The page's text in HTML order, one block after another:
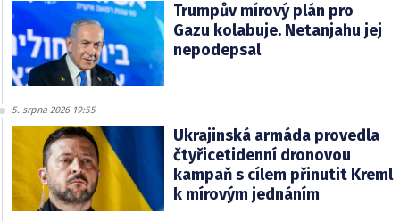
Trumpův mírový plán pro
Gazu kolabuje. Netanjahu jej
nepodepsal
5. srpna 2026 19:55
Ukrajinská armáda provedla
čtyřicetidenní dronovou
kampaň s cílem přinutit Kreml
k mírovým jednáním